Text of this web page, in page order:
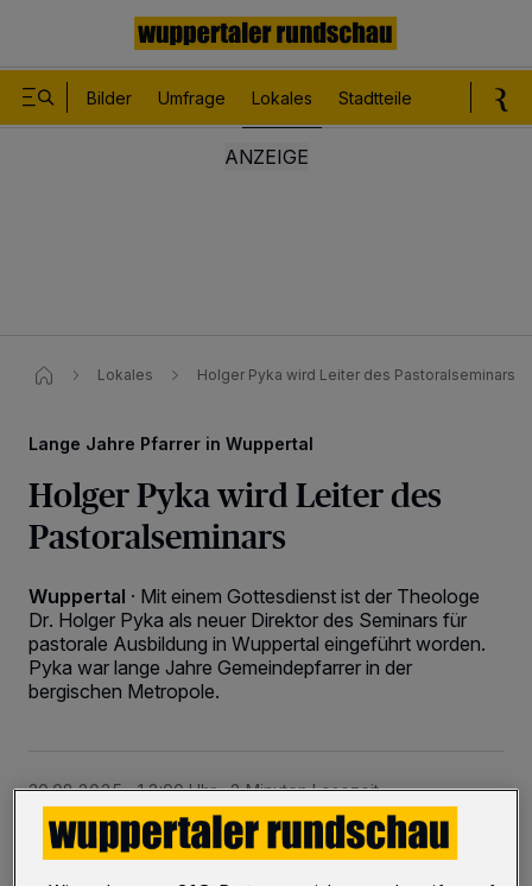
Bilder Umfrage Lokales Stadtteile
Lokales Holger Pyka wird Leiter des Pastoralseminars
Lange Jahre Pfarrer in Wuppertal
Holger Pyka wird Leiter des
Pastoralseminars
Wuppertal · Mit einem Gottesdienst ist der Theologe
Dr. Holger Pyka als neuer Direktor des Seminars für
pastorale Ausbildung in Wuppertal eingeführt worden.
Pyka war lange Jahre Gemeindepfarrer in der
bergischen Metropole.
30.08.2025 , 12:00 Uhr 2 Minuten Lesezeit